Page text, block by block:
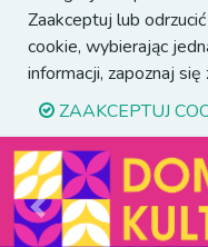
Zaakceptuj lub
cookie, wybierając
informacji, zapoznaj się
ZAAKCEPTUJ
Previous